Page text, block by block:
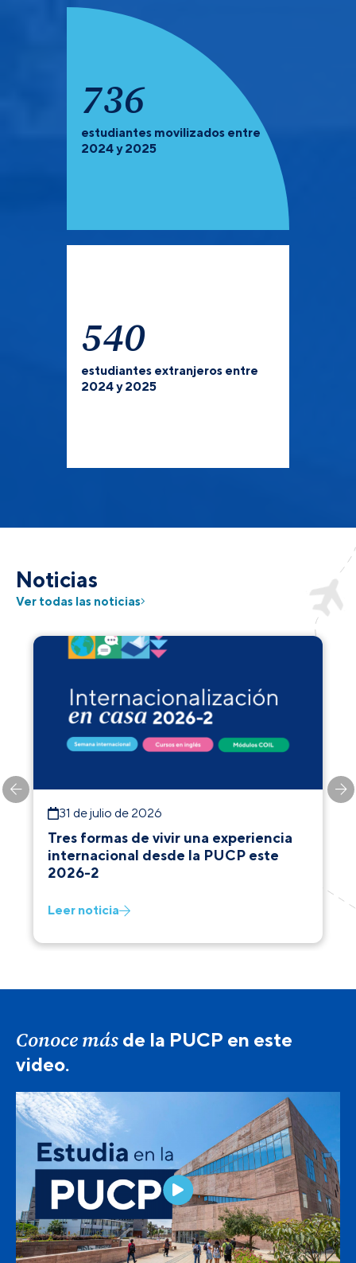
903
estudiantes movilizados entre
2024 y 2025
540
estudiantes extranjeros entre
2024 y 2025
Noticias
Ver todas las noticias
31 de julio de 2026
Tres formas de vivir una experiencia
internacional desde la PUCP este
2026-2
Leer noticia
Conoce más de la PUCP en este
video.
PREGRADO Y POSGRADO:Recuerda que debes de
verificar las universidades que tienen convocatoria